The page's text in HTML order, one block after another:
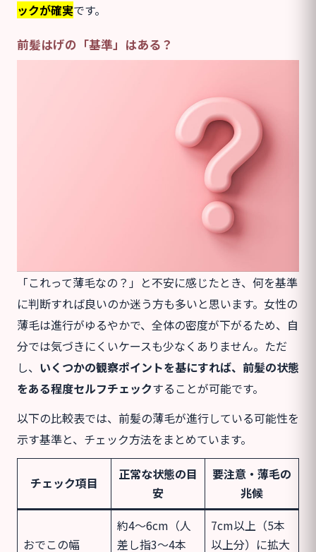
ックが確実です。
前髪はげの「基準」はある？
「これって薄毛なの？」と不安に感じたとき、何を基準
に判断すれば良いのか迷う方も多いと思います。女性の
薄毛は進行がゆるやかで、全体の密度が下がるため、自
分では気づきにくいケースも少なくありません。ただ
し、 いくつかの観察ポイントを基にすれば、前髪の状態
をある程度セルフチェックすることが可能です。
以下の比較表では、前髪の薄毛が進行している可能性を
示す基準と、チェック方法をまとめています。
チェック項目
正常な状態の目
安
要注意・薄毛の
兆候
おでこの幅
約4〜6cm（人
差し指3〜4本
7cm以上（5本
以上分）に拡大